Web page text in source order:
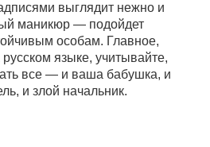
выглядит нежно и
маникюр — подойдет
особам. Главное,
языке, учитывайте,
все — и ваша бабушка, и
и злой начальник.